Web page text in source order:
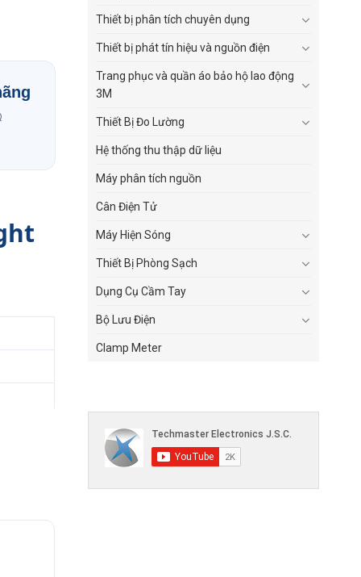
Thiết bị phân tích chuyên dụng
Thiết bị phát tín hiệu và nguồn điện
Trang phục và quần áo bảo hộ lao động
3M
Thiết Bị Đo Lường
Hệ thống thu thập dữ liệu
Máy phân tích nguồn
Cân Điện Tử
Máy Hiện Sóng
Thiết Bị Phòng Sạch
Dụng Cụ Cầm Tay
Bộ Lưu Điện
Clamp Meter